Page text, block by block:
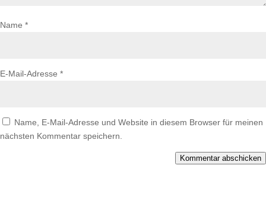
Name *
E-Mail-Adresse *
Name, E-Mail-Adresse und Website in diesem Browser für meinen
nächsten Kommentar speichern.
Kommentar abschicken